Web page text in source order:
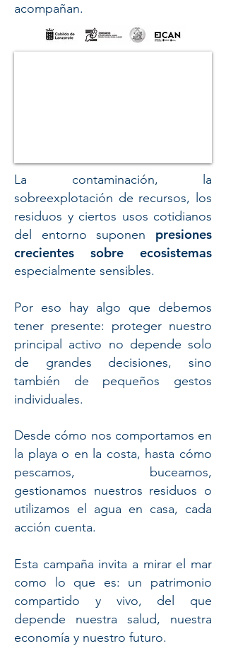
acompañan.
​La contaminación, la
sobreexplotación de recursos, los
residuos y ciertos usos cotidianos
del entorno suponen presiones
crecientes sobre ecosistemas
especialmente sensibles.
Por eso hay algo que debemos
tener presente: proteger nuestro
principal activo no depende solo
de grandes decisiones, sino
también de pequeños gestos
individuales.
Desde cómo nos comportamos en
la playa o en la costa, hasta cómo
pescamos, buceamos,
gestionamos nuestros residuos o
utilizamos el agua en casa, cada
acción cuenta.
Esta campaña invita a mirar el mar
como lo que es: un patrimonio
compartido y vivo, del que
depende nuestra salud, nuestra
economía y nuestro futuro.